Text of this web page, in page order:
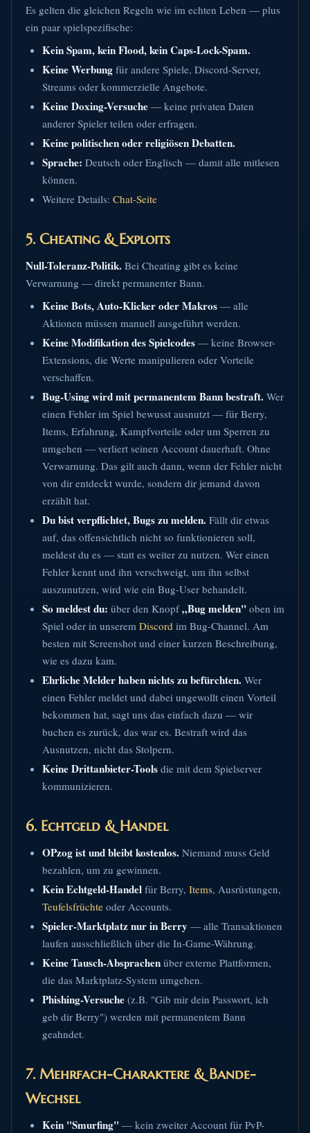
Es gelten die gleichen Regeln wie im echten Leben — plus
ein paar spielspezifische:
Kein Spam, kein Flood, kein Caps-Lock-Spam.
Keine Werbung für andere Spiele, Discord-Server,
Streams oder kommerzielle Angebote.
Keine Doxing-Versuche — keine privaten Daten
anderer Spieler teilen oder erfragen.
Keine politischen oder religiösen Debatten.
Sprache: Deutsch oder Englisch — damit alle mitlesen
können.
Weitere Details: Chat-Seite
5. Cheating & Exploits
Null-Toleranz-Politik. Bei Cheating gibt es keine
Verwarnung — direkt permanenter Bann.
Keine Bots, Auto-Klicker oder Makros — alle
Aktionen müssen manuell ausgeführt werden.
Keine Modifikation des Spielcodes — keine Browser-
Extensions, die Werte manipulieren oder Vorteile
verschaffen.
Bug-Using wird mit permanentem Bann bestraft. Wer
einen Fehler im Spiel bewusst ausnutzt — für Berry,
Items, Erfahrung, Kampfvorteile oder um Sperren zu
umgehen — verliert seinen Account dauerhaft. Ohne
Verwarnung. Das gilt auch dann, wenn der Fehler nicht
von dir entdeckt wurde, sondern dir jemand davon
erzählt hat.
Du bist verpflichtet, Bugs zu melden. Fällt dir etwas
auf, das offensichtlich nicht so funktionieren soll,
meldest du es — statt es weiter zu nutzen. Wer einen
Fehler kennt und ihn verschweigt, um ihn selbst
auszunutzen, wird wie ein Bug-User behandelt.
So meldest du: über den Knopf„Bug melden" oben im
Spiel oder in unserem Discord im Bug-Channel. Am
besten mit Screenshot und einer kurzen Beschreibung,
wie es dazu kam.
Ehrliche Melder haben nichts zu befürchten. Wer
einen Fehler meldet und dabei ungewollt einen Vorteil
bekommen hat, sagt uns das einfach dazu — wir
buchen es zurück, das war es. Bestraft wird das
Ausnutzen, nicht das Stolpern.
Keine Drittanbieter-Tools die mit dem Spielserver
kommunizieren.
6. Echtgeld & Handel
OPzog ist und bleibt kostenlos. Niemand muss Geld
bezahlen, um zu gewinnen.
Kein Echtgeld-Handel für Berry, Items, Ausrüstungen,
Teufelsfrüchte oder Accounts.
Spieler-Marktplatz nur in Berry — alle Transaktionen
laufen ausschließlich über die In-Game-Währung.
Keine Tausch-Absprachen über externe Plattformen,
die das Marktplatz-System umgehen.
Phishing-Versuche (z.B. "Gib mir dein Passwort, ich
geb dir Berry") werden mit permanentem Bann
geahndet.
7. Mehrfach-Charaktere & Bande-
Wechsel
Kein "Smurfing" — kein zweiter Account für PvP-